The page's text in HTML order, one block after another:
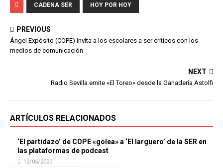
CADENA SER HOY POR HOY
PREVIOUS
Ángel Expósito (COPE) invita a los escolares a ser críticos con los
medios de comunicación
NEXT
Radio Sevilla emite «El Toreo» desde la Ganadería Astolfi
ARTÍCULOS RELACIONADOS
‘El partidazo’ de COPE «golea» a ‘El larguero’ de la SER en
las plataformas de podcast
12/05/2020